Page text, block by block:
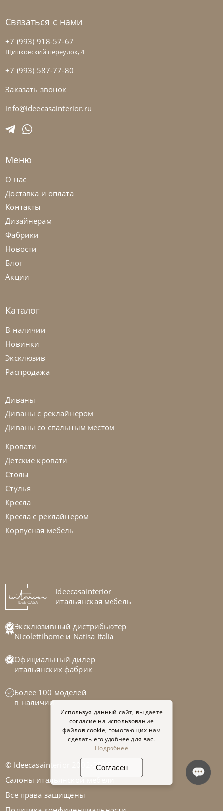
Связаться с нами
+7 (993) 918-57-67
Щипковский переулок, 4
+7 (993) 587-77-80
Заказать звонок
info@ideecasainterior.ru
Меню
О нас
Доставка и оплата
Контакты
Дизайнерам
Фабрики
Новости
Блог
Акции
Каталог
В наличии
Новинки
Эксклюзив
Распродажа
Диваны
Диваны с реклайнером
Диваны со спальным местом
Кровати
Детские кровати
Столы
Стулья
Кресла
Кресла с реклайнером
Корпусная мебель
Ideecasainterior
итальянская мебель
Эксклюзивный дистрибьютер
Nicolettihome и Natisa Italia
Официальный дилер
итальянских фабрик
Более 100 моделей
в наличии
© Ideecasainterior 2002-2026
Салоны итальянской мебели
Все права защищены
Используя данный сайт, вы даете
согласие на использование
файлов cookie, помогающих нам
сделать его удобнее для вас.
Подробнее
Согласен